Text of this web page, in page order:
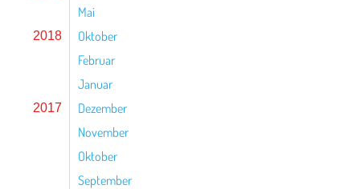
Mai
2018
Oktober
Februar
Januar
2017
Dezember
November
Oktober
September